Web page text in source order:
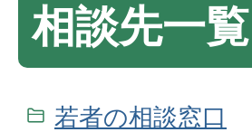
相談先一覧
若者の相談窓口